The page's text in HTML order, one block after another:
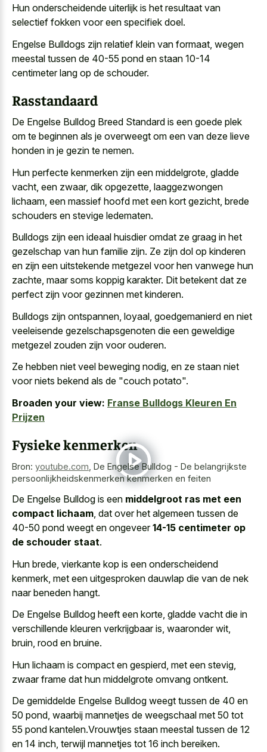
Hun onderscheidende uiterlijk is het resultaat van
selectief fokken voor een specifiek doel.
Engelse Bulldogs zijn relatief klein van formaat, wegen
meestal tussen de 40-55 pond en staan 10-14
centimeter lang op de schouder.
Rasstandaard
De Engelse Bulldog Breed Standard is een goede plek
om te beginnen als je overweegt om een van deze lieve
honden in je gezin te nemen.
Hun perfecte kenmerken zijn een middelgrote, gladde
vacht, een zwaar, dik opgezette, laaggezwongen
lichaam, een massief hoofd met een kort gezicht, brede
schouders en stevige ledematen.
Bulldogs zijn een ideaal huisdier omdat ze graag in het
gezelschap van hun familie zijn. Ze zijn dol op kinderen
en zijn een uitstekende metgezel voor hen vanwege hun
zachte, maar soms koppig karakter. Dit betekent dat ze
perfect zijn voor gezinnen met kinderen.
Bulldogs zijn ontspannen, loyaal, goedgemanierd en niet
veeleisende gezelschapsgenoten die een geweldige
metgezel zouden zijn voor ouderen.
Ze hebben niet veel beweging nodig, en ze staan niet
voor niets bekend als de "couch potato".
Broaden your view: Franse Bulldogs Kleuren En
Prijzen
Fysieke kenmerken
Bron: youtube.com De Engelse Bulldog - De belangrijkste
persoonlijkheidskenmerken kenmerken en feiten
De Engelse Bulldog is een middelgroot ras met een
compact lichaam, dat over het algemeen tussen de
40-50 pond weegt en ongeveer14-15 centimeter op
de schouder staat.
Hun brede, vierkante kop is een onderscheidend
kenmerk, met een uitgesproken dauwlap die van de nek
naar beneden hangt.
De Engelse Bulldog heeft een korte, gladde vacht die in
verschillende kleuren verkrijgbaar is, waaronder wit,
bruin, rood en bruine.
Hun lichaam is compact en gespierd, met een stevig,
zwaar frame dat hun middelgrote omvang ontkent.
De gemiddelde Engelse Bulldog weegt tussen de 40 en
50 pond, waarbij mannetjes de weegschaal met 50 tot
55 pond kantelen.Vrouwtjes staan meestal tussen de 12
en 14 inch, terwijl mannetjes tot 16 inch bereiken.